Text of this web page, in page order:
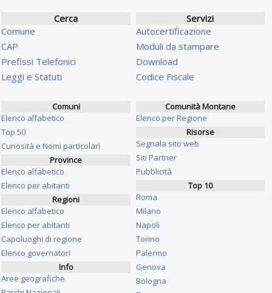
Cerca
Comune
CAP
Prefissi Telefonici
Leggi e Statuti
Servizi
Autocertificazione
Moduli da stampare
Download
Codice Fiscale
Comuni
Elenco alfabetico
Top 50
Curiosità e Nomi particolari
Province
Elenco alfabetico
Elenco per abitanti
Regioni
Elenco alfabetico
Elenco per abitanti
Capoluoghi di regione
Elenco governatori
Info
Aree geografiche
Comunità Montane
Elenco per Regione
Risorse
Segnala sito web
Siti Partner
Pubblicità
Top 10
Roma
Milano
Napoli
Torino
Palermo
Genova
Bologna